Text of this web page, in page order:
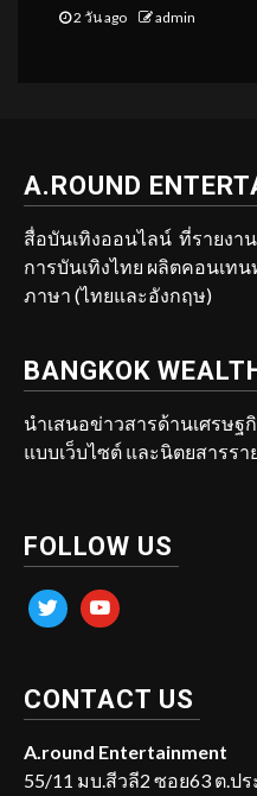
2 วัน ago admin
A.ROUND
สื่อบันเทิงออนไลน์ ที่รายงา
การบันเทิงไทย ผลิตคอนเท
ภาษา (ไทยและอังกฤษ)
BANGKOK
นำเสนอข่าวสารด้านเศรษฐ
แบบเว็บไซต์ และนิตยสารรา
FOLLOW US
twitter youtube
CONTACT US
A.round Entertainment
55/11 มบ.สีวลี2 ซอย63 ต.ป